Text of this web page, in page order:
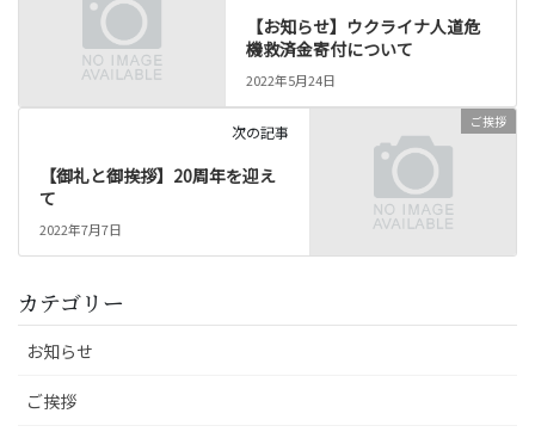
【お知らせ】ウクライナ人道危
機救済金寄付について
2022年5月24日
ご挨拶
次の記事
【御礼と御挨拶】20周年を迎え
て
2022年7月7日
カテゴリー
お知らせ
ご挨拶